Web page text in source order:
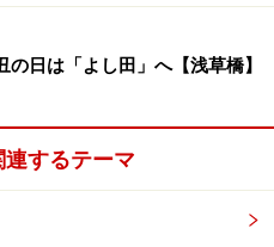
取材時または記事公開時点で
の日は「よし田」へ【浅草橋】
するテーマ